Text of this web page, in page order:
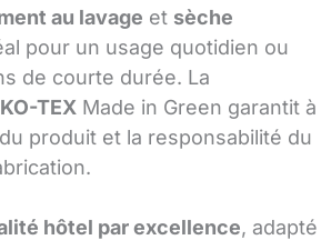
au lavage et sèche
pour un usage quotidien ou
de courte durée. La
TEX Made in Green garantit à
produit et la responsabilité du
hôtel par excellence, adapté